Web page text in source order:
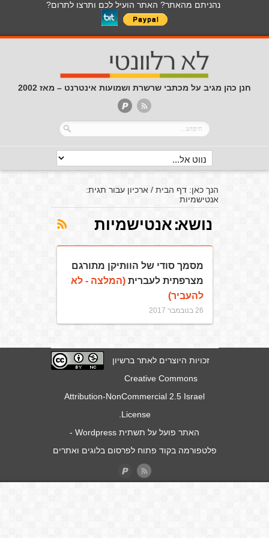
נהניתם מהאתר? האתר הועיל לכם ותרצו לתרום?
חנן כהן מגיב על מכתבי שרשרת ושמועות אינטרנט – מאז 2002
הנך כאן:דף הבית /ארכיון עבור תגית:
אנטישמיות
נושא:אנטישמיות
מסמך סודי של הוותיקן מתורגם
מצרפתית לעברית(המלצה - לא
להעביר)
26 בנובמבר 2017
זכויות היוצרים לאתר ברשיון
Creative Commons
Attribution-NonCommercial 2.5 Israel
License
האתר פועל על תשתית Wordpress
-
פלטפורמה בקוד פתוח לפרסום בלוגים ואתרים